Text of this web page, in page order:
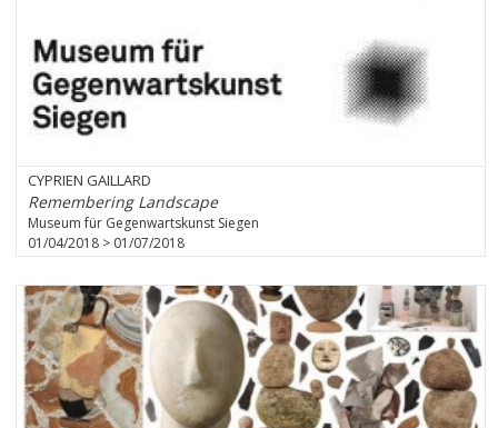
CYPRIEN GAILLARD
Remembering Landscape
Museum für Gegenwartskunst Siegen
01/04/2018 > 01/07/2018